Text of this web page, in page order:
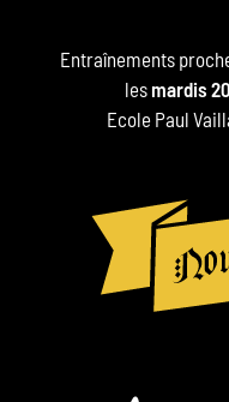
Entraînements
les mardis
Ecole Paul